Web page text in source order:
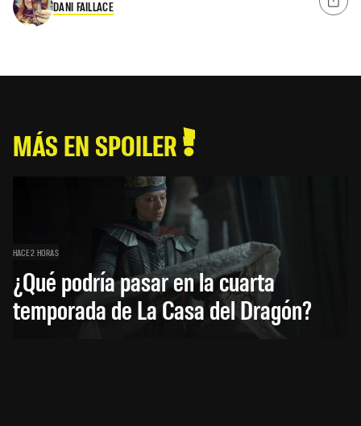
DANI FAILLACE
MÁS EN SPOILER
HACE 2 HORAS
¿Qué podría pasar en la cuarta
temporada de La Casa del Dragón?